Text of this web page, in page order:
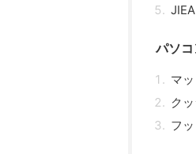
パソ
マ
ク
フ